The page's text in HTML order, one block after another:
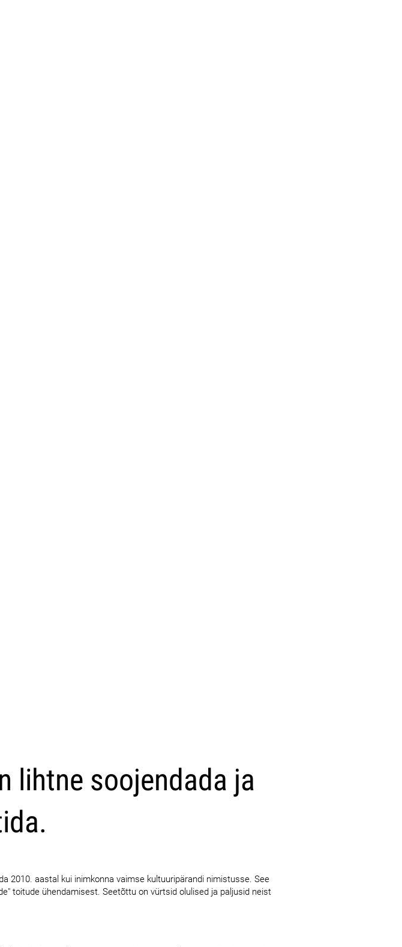
lihtne soojendada ja
2010. aastal kui inimkonna vaimse kultuuripärandi nimistusse. See
toitude ühendamisest. Seetõttu on vürtsid olulised ja paljusid neist